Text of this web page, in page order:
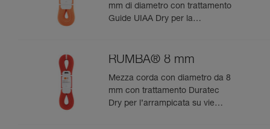
mm di diametro con trattamento
Guide UIAA Dry per la
RUMBA® 8 mm
Mezza corda con diametro da 8
mm con trattamento Duratec
Dry per l’arrampicata su vie